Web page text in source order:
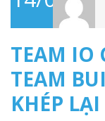
TEAM IO
TEAM
KHÉP